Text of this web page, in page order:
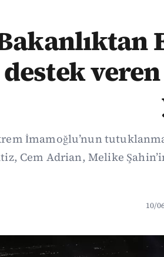
destek
İmamoğlu’nun
Cem Adrian, Melike
10/